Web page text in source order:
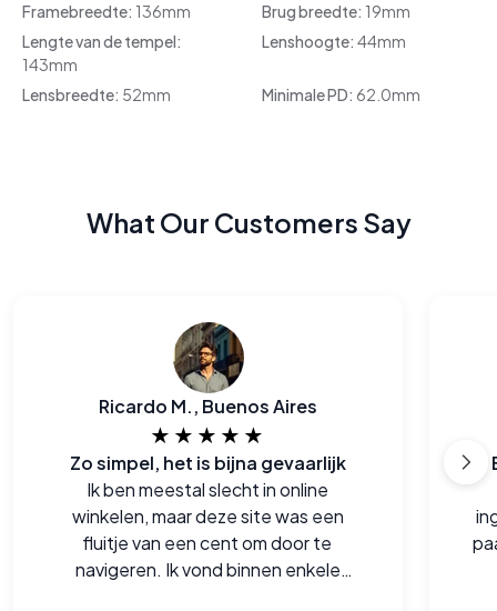
Framebreedte: 136mm Brug breedte: 19mm
Lengte van de tempel:
143mm
Lenshoogte: 44mm
Lensbreedte: 52mm Minimale PD: 62.0mm
What Our Customers Say
Ricardo M., Buenos Aires
★★★★★
Zo simpel, het is bijna gevaarlijk
Ik ben meestal slecht in online
winkelen, maar deze site was een
fluitje van een cent om door te
navigeren. Ik vond binnen enkele